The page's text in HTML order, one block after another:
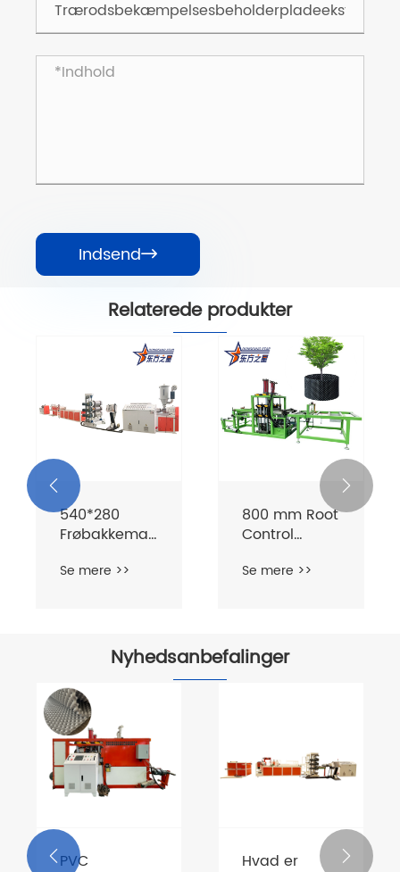
Indsend
Relaterede produkter
540*280
Frøbakkemaskine
såbakkeplademaskine
Se mere >>
800 mm Root
Control
Maskinfremstilling
Se mere >>
 
Nyhedsanbefalinger
​PVC
Hvad er
 